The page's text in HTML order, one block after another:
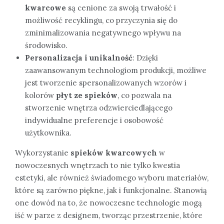
kwarcowe są cenione za swoją trwałość i
możliwość recyklingu, co przyczynia się do
zminimalizowania negatywnego wpływu na
środowisko.
Personalizacja i unikalność: Dzięki
zaawansowanym technologiom produkcji, możliwe
jest tworzenie spersonalizowanych wzorów i
kolorów płyt ze spieków, co pozwala na
stworzenie wnętrza odzwierciedlającego
indywidualne preferencje i osobowość
użytkownika.
Wykorzystanie spieków kwarcowych w
nowoczesnych wnętrzach to nie tylko kwestia
estetyki, ale również świadomego wyboru materiałów,
które są zarówno piękne, jak i funkcjonalne. Stanowią
one dowód na to, że nowoczesne technologie mogą
iść w parze z designem, tworząc przestrzenie, które